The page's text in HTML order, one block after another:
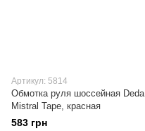
Артикул: 5814
Обмотка руля шоссейная Deda
Mistral Tape, красная
583 грн